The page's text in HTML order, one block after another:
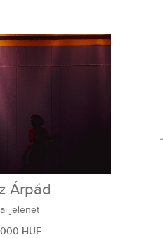
Árpád
jelenet
000 HUF